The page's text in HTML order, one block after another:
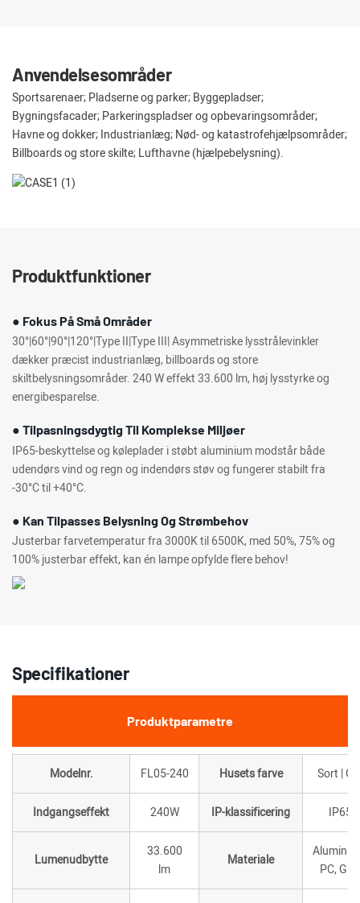
Anvendelsesområder
Sportsarenaer; Pladserne og parker; Byggepladser;
Bygningsfacader; Parkeringspladser og opbevaringsområder;
Havne og dokker; Industrianlæg; Nød- og katastrofehjælpsområder;
Billboards og store skilte; Lufthavne (hjælpebelysning).
Produktfunktioner
● Fokus På Små Områder
30°|60°|90°|120°|Type II|Type III| Asymmetriske lysstrålevinkler
dækker præcist industrianlæg, billboards og store
skiltbelysningsområder. 240 W effekt 33.600 lm, høj lysstyrke og
energibesparelse.
● Tilpasningsdygtig Til Komplekse Miljøer
IP65-beskyttelse og køleplader i støbt aluminium modstår både
udendørs vind og regn og indendørs støv og fungerer stabilt fra
-30°C til +40°C.
● Kan Tilpasses Belysning Og Strømbehov
Justerbar farvetemperatur fra 3000K til 6500K, med 50%, 75% og
100% justerbar effekt, kan én lampe opfylde flere behov!
Specifikationer
Produktparametre
Modelnr. FL05-240 Husets farve Sort |
Indgangseffekt 240W IP-klassificering IP65
Lumenudbytte
33.600
lm
Materiale
PC,